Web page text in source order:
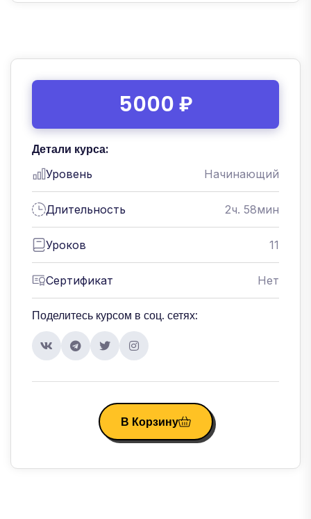
5000 ₽
Детали курса:
Уровень Начинающий
Длительность 2ч. 58мин
Уроков 11
Сертификат Нет
Поделитесь курсом в соц. сетях:
В Корзину